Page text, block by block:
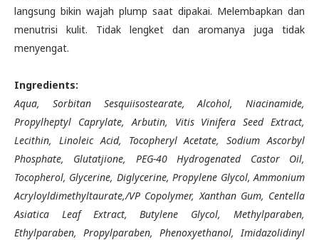
langsung bikin wajah plump saat dipakai. Melembapkan dan
menutrisi kulit. Tidak lengket dan aromanya juga tidak
menyengat.
Ingredients:
Aqua, Sorbitan Sesquiisostearate, Alcohol, Niacinamide,
Propylheptyl Caprylate, Arbutin, Vitis Vinifera Seed Extract,
Lecithin, Linoleic Acid, Tocopheryl Acetate, Sodium Ascorbyl
Phosphate, Glutatjione, PEG-40 Hydrogenated Castor Oil,
Tocopherol, Glycerine, Diglycerine, Propylene Glycol, Ammonium
Acryloyldimethyltaurate,/VP Copolymer, Xanthan Gum, Centella
Asiatica Leaf Extract, Butylene Glycol, Methylparaben,
Ethylparaben, Propylparaben, Phenoxyethanol, Imidazolidinyl